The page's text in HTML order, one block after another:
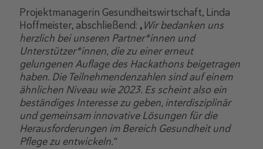
Projektmanagerin Gesundheitswirtschaft, Linda
Hoffmeister, abschließend: „Wir bedanken uns
herzlich bei unseren Partner*innen und
Unterstützer*innen, die zu einer erneut
gelungenen Auflage des Hackathons beigetragen
haben. Die Teilnehmendenzahlen sind auf einem
ähnlichen Niveau wie 2023. Es scheint also ein
beständiges Interesse zu geben, interdisziplinär
und gemeinsam innovative Lösungen für die
Herausforderungen im Bereich Gesundheit und
Pflege zu entwickeln.“